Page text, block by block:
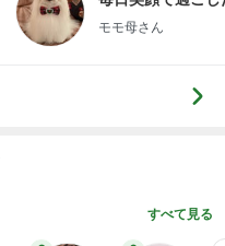
モモ母さん
すべて見る